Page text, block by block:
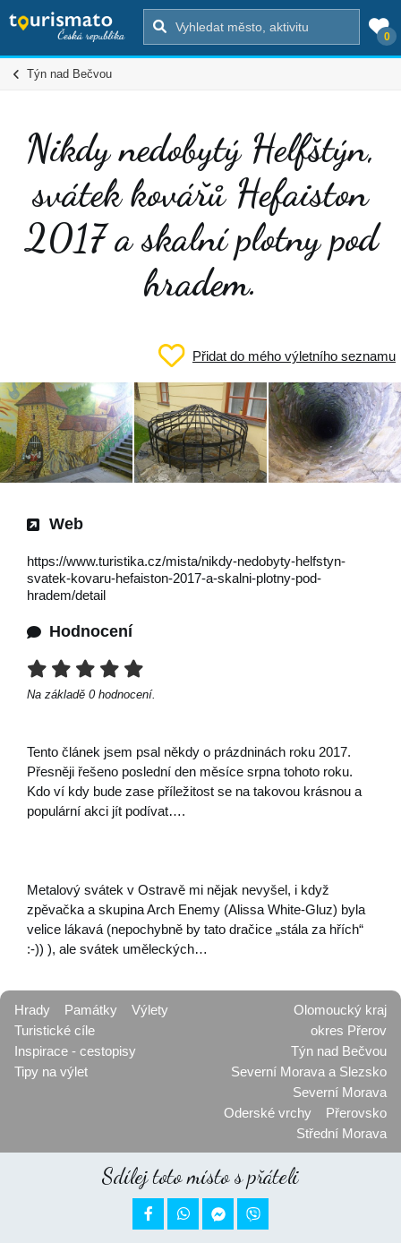
0
Týn nad Bečvou
Nikdy nedobytý Helfštýn,
svátek kovářů Hefaiston
2017 a skalní plotny pod
hradem.
Přidat do mého výletního seznamu
Web
https://www.turistika.cz/mista/nikdy-nedobyty-helfstyn-
svatek-kovaru-hefaiston-2017-a-skalni-plotny-pod-
hradem/detail
Hodnocení
Na základě 0 hodnocení.
Tento článek jsem psal někdy o prázdninách roku 2017.
Přesněji řešeno poslední den měsíce srpna tohoto roku.
Kdo ví kdy bude zase příležitost se na takovou krásnou a
populární akci jít podívat….
Metalový svátek v Ostravě mi nějak nevyšel, i když
zpěvačka a skupina Arch Enemy (Alissa White-Gluz) byla
velice lákavá (nepochybně by tato dračice „stála za hřích“
:-)) ), ale svátek uměleckých…
Hrady Památky
Výlety
Turistické cíle
Inspirace - cestopisy
Tipy na výlet
Olomoucký kraj
okres Přerov
Týn nad Bečvou
Severní Morava a Slezsko
Severní Morava
Oderské vrchy
Přerovsko
Střední Morava
Sdílej toto místo s přáteli
 